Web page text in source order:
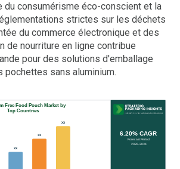
du consumérisme éco-conscient et la
strictes sur les déchets
du commerce électronique et des
de nourriture en ligne contribue
pour des solutions d'emballage
sans aluminium.